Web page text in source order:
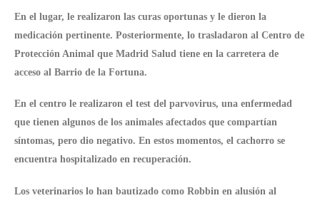
En el lugar, le realizaron las curas oportunas y le dieron la
medicación pertinente. Posteriormente, lo trasladaron al Centro de
Protección Animal que Madrid Salud tiene en la carretera de
acceso al Barrio de la Fortuna.
En el centro le realizaron el test del parvovirus, una enfermedad
que tienen algunos de los animales afectados que compartían
síntomas, pero dio negativo. En estos momentos, el cachorro se
encuentra hospitalizado en recuperación.
Los veterinarios lo han bautizado como Robbin en alusión al